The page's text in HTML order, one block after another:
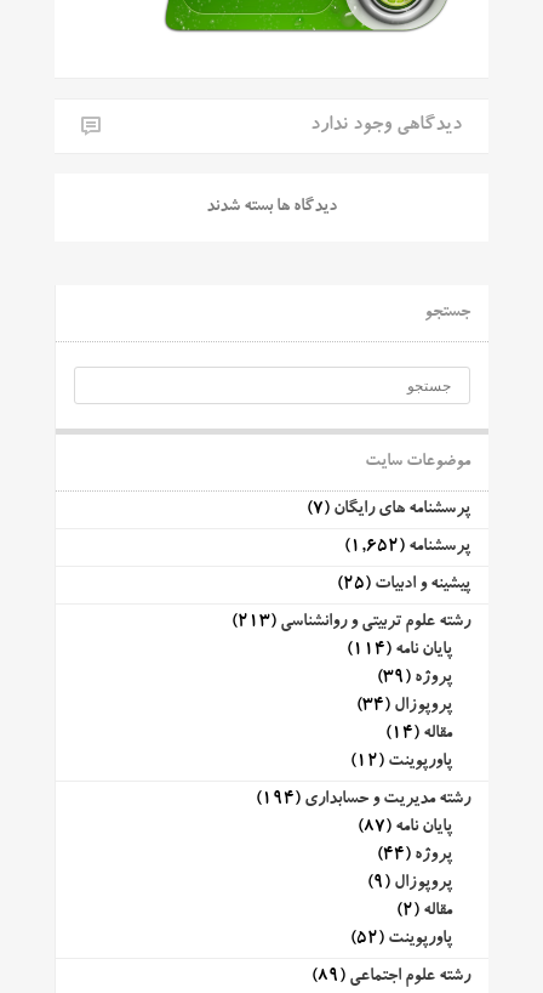
دیدگاهی وجود ندارد
دیدگاه ها بسته شدند
جستجو
موضوعات سایت
پرسشنامه های رایگان (7)
پرسشنامه (1,652)
پیشینه و ادبیات (25)
رشته علوم تربیتی و روانشناسی (213)
پایان نامه (114)
پروژه (39)
پروپوزال (34)
مقاله (14)
پاورپوینت (12)
رشته مدیریت و حسابداری (194)
پایان نامه (87)
پروژه (44)
پروپوزال (9)
مقاله (2)
پاورپوینت (52)
رشته علوم اجتماعی (89)